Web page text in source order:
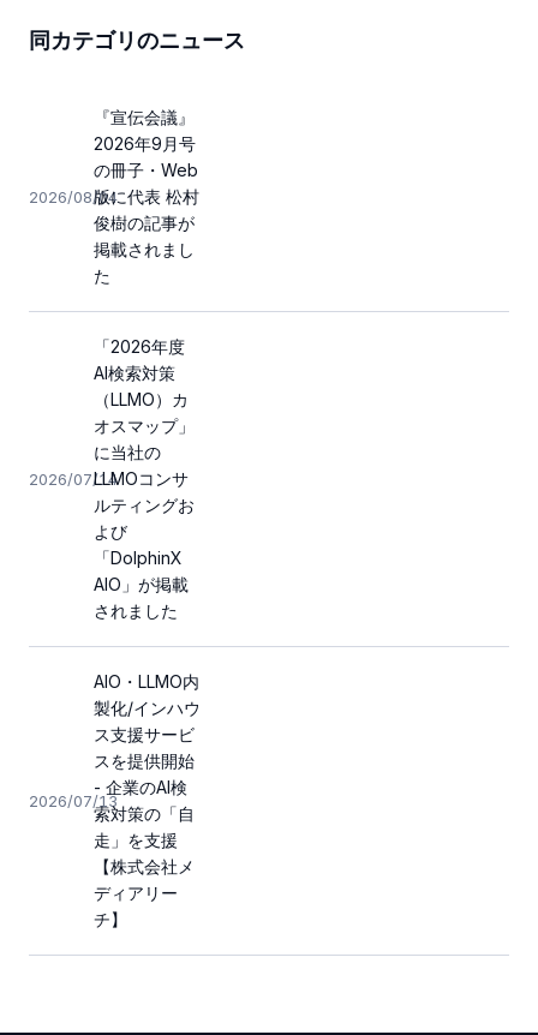
同カテゴリのニュース
2026/08/04
『宣伝会議』
2026年9月号
の冊子・Web
版に代表 松村
俊樹の記事が
掲載されまし
た
2026/07/14
「2026年度
AI検索対策
（LLMO）カ
オスマップ」
に当社の
LLMOコンサ
ルティングお
よび
「DolphinX
AIO」が掲載
されました
2026/07/13
AIO・LLMO内
製化/インハウ
ス支援サービ
スを提供開始
- 企業のAI検
索対策の「自
走」を支援
【株式会社メ
ディアリー
チ】